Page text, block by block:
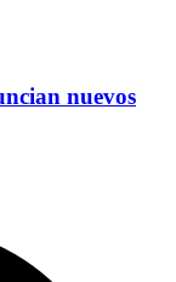
nuevos